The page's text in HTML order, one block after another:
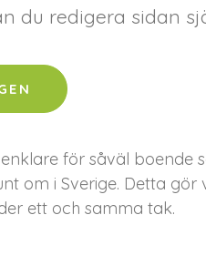
du redigera sidan
för såväl boende
om i Sverige. Detta gör
ett och samma tak.